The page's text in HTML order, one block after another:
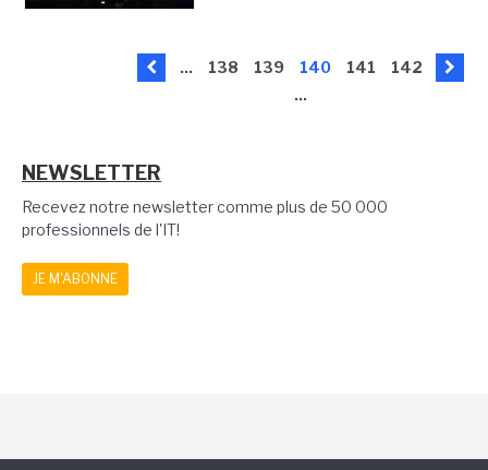
... 138 139 140 141
142
...
NEWSLETTER
Recevez notre newsletter comme plus de 50 000
professionnels de l'IT!
JE M'ABONNE